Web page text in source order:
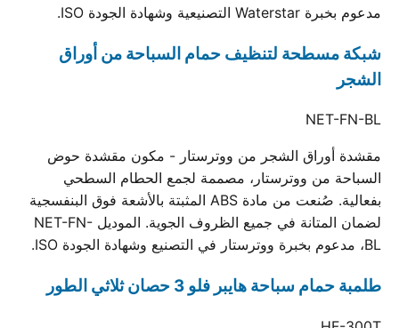
مدعوم بخبرة Waterstar التصنيعية وشهادة الجودة ISO.
شبكة مسطحة لتنظيف حمام السباحة من أوراق
الشجر
NET-FN-BL
مقشدة أوراق الشجر من ووترستار - مكون مقشدة حوض
السباحة من ووترستار، مصممة لجمع الحطام السطحي
بفعالية. صُنعت من مادة ABS المثبتة بالأشعة فوق البنفسجية
لضمان المتانة في جميع الظروف الجوية. الموديل NET-FN-
BL، مدعوم بخبرة ووترستار في التصنيع وشهادة الجودة ISO.
طلمبة حمام سباحة هايبر فلو 3 حصان ثلاثي الطور